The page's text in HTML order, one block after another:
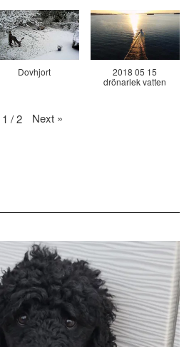
Dovhjort
2018 05 15
drönarlek vatten
1 /2 Next »